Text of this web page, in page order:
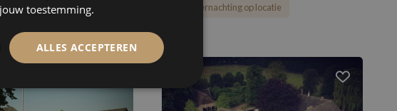
op locatie Overnachting op locatie
toestemming.
ALLES ACCEPTEREN